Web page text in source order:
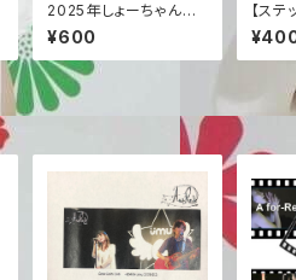
2025年しょーちゃん卓
上カレンダー
¥600
【ス